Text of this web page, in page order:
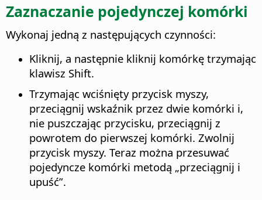
Zaznaczanie pojedynczej komórki
Wykonaj jedną z następujących czynności:
Kliknij, a następnie kliknij komórkę trzymając
klawisz Shift.
Trzymając wciśnięty przycisk myszy,
przeciągnij wskaźnik przez dwie komórki i,
nie puszczając przycisku, przeciągnij z
powrotem do pierwszej komórki. Zwolnij
przycisk myszy. Teraz można przesuwać
pojedyncze komórki metodą „przeciągnij i
upuść”.